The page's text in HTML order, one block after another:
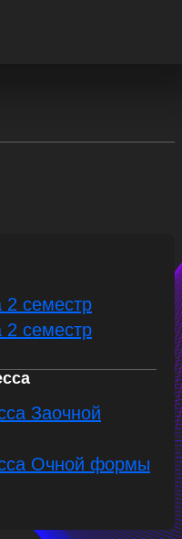
2 семестр
2 семестр
Заочной
Очной формы